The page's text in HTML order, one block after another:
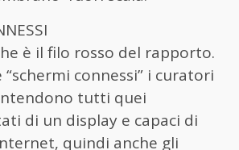
è il filo rosso del rapporto.
connessi” i curatori
tutti quei
di un display e capaci di
quindi anche gli